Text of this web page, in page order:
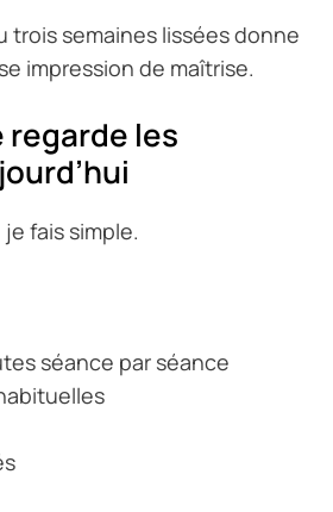
trois semaines lissées donne
impression de maîtrise.
regarde les
fais simple.
séance par séance